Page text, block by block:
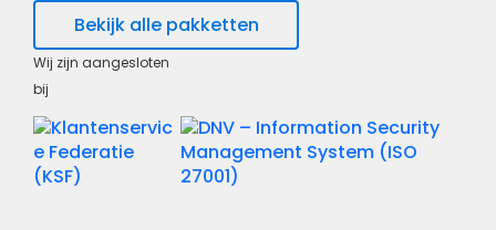
Bekijk alle pakketten
Wij zijn aangesloten
bij